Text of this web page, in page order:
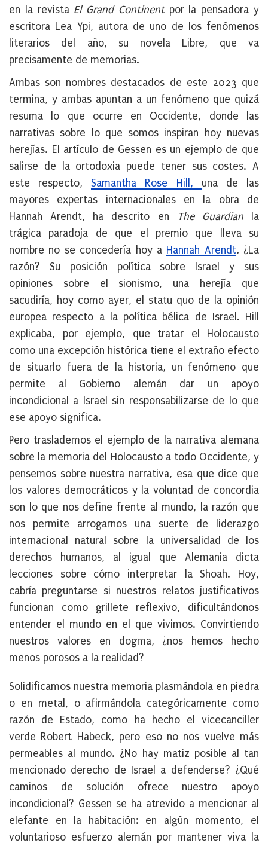
en la revista El Grand Continentpor la pensadora y
escritora Lea Ypi, autora de uno de los fenómenos
literarios del año, su novela Libre, que va
precisamente de memorias.
Ambas son nombres destacados de este 2023 que
termina, y ambas apuntan a un fenómeno que quizá
resuma lo que ocurre en Occidente, donde las
narrativas sobre lo que somos inspiran hoy nuevas
herejías. El artículo de Gessen es un ejemplo de que
salirse de la ortodoxia puede tener sus costes. A
este respecto,Samantha Rose Hill, una de las
mayores expertas internacionales en la obra de
Hannah Arendt, ha descrito en
The Guardian
la
trágica paradoja de que el premio que lleva su
nombre no se concedería hoy a Hannah Arendt. ¿La
razón? Su posición política sobre Israel y sus
opiniones sobre el sionismo, una herejía que
sacudiría, hoy como ayer, el statu quo de la opinión
europea respecto a la política bélica de Israel. Hill
explicaba, por ejemplo, que tratar el Holocausto
como una excepción histórica tiene el extraño efecto
de situarlo fuera de la historia, un fenómeno que
permite al Gobierno alemán dar un apoyo
incondicional a Israel sin responsabilizarse de lo que
ese apoyo significa.
Pero traslademos el ejemplo de la narrativa alemana
sobre la memoria del Holocausto a todo Occidente, y
pensemos sobre nuestra narrativa, esa que dice que
los valores democráticos y la voluntad de concordia
son lo que nos define frente al mundo, la razón que
nos permite arrogarnos una suerte de liderazgo
internacional natural sobre la universalidad de los
derechos humanos, al igual que Alemania dicta
lecciones sobre cómo interpretar la Shoah. Hoy,
cabría preguntarse si nuestros relatos justificativos
funcionan como grillete reflexivo, dificultándonos
entender el mundo en el que vivimos. Convirtiendo
nuestros valores en dogma, ¿nos hemos hecho
menos porosos a la realidad?
Solidificamos nuestra memoria plasmándola en piedra
o en metal, o afirmándola categóricamente como
razón de Estado, como ha hecho el vicecanciller
verde Robert Habeck, pero eso no nos vuelve más
permeables al mundo. ¿No hay matiz posible al tan
mencionado derecho de Israel a defenderse? ¿Qué
caminos de solución ofrece nuestro apoyo
incondicional? Gessen se ha atrevido a mencionar al
elefante en la habitación: en algún momento, el
voluntarioso esfuerzo alemán por mantener viva la